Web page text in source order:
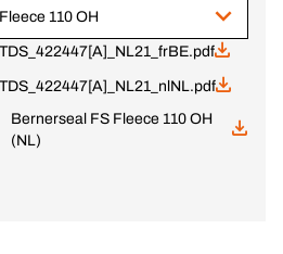
110 OH
TDS_422447[A]_NL21_frBE.pdf
TDS_422447[A]_NL21_nlNL.pdf
Bernerseal FS Fleece 110 OH
(NL)